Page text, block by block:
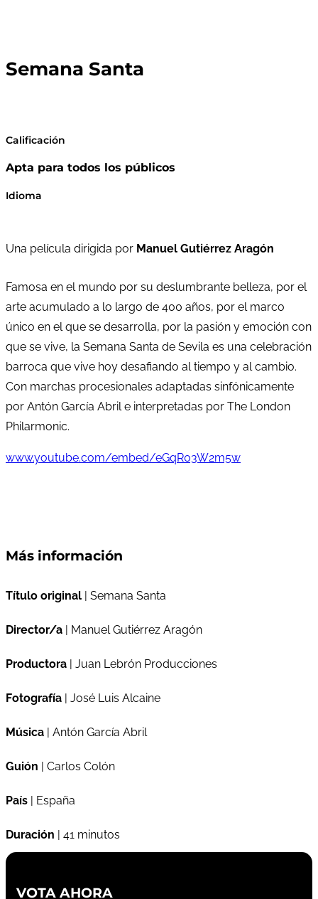
Semana Santa
Calificación
Apta para todos los públicos
Idioma
Una película dirigida por Manuel Gutiérrez Aragón
Famosa en el mundo por su deslumbrante belleza, por el
arte acumulado a lo largo de 400 años, por el marco
único en el que se desarrolla, por la pasión y emoción con
que se vive, la Semana Santa de Sevila es una celebración
barroca que vive hoy desafiando al tiempo y al cambio.
Con marchas procesionales adaptadas sinfónicamente
por Antón García Abril e interpretadas por The London
Philarmonic.
www.youtube.com/embed/eGqR03W2m5w
Más información
Título original | Semana Santa
Director/a | Manuel Gutiérrez Aragón
Productora | Juan Lebrón Producciones
Fotografía | José Luis Alcaine
Música | Antón García Abril
Guión | Carlos Colón
País | España
Duración | 41 minutos
VOTA AHORA